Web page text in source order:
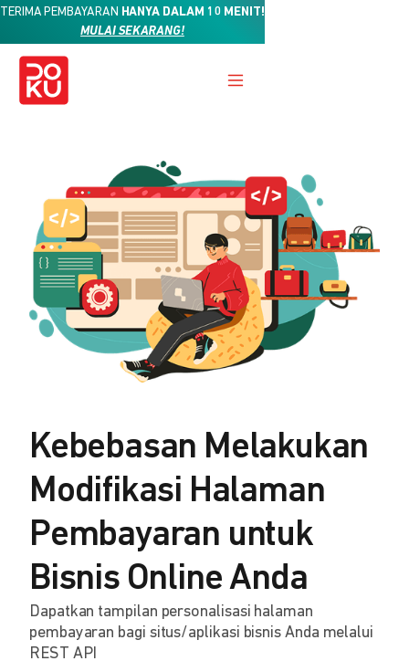
TERIMA PEMBAYARAN HANYA DALAM 10 MENIT!
MULAI SEKARANG!
Kebebasan Melakukan
Modifikasi Halaman
Pembayaran untuk
Bisnis Online Anda
Dapatkan tampilan personalisasi halaman
pembayaran bagi situs/aplikasi bisnis Anda melalui
REST API